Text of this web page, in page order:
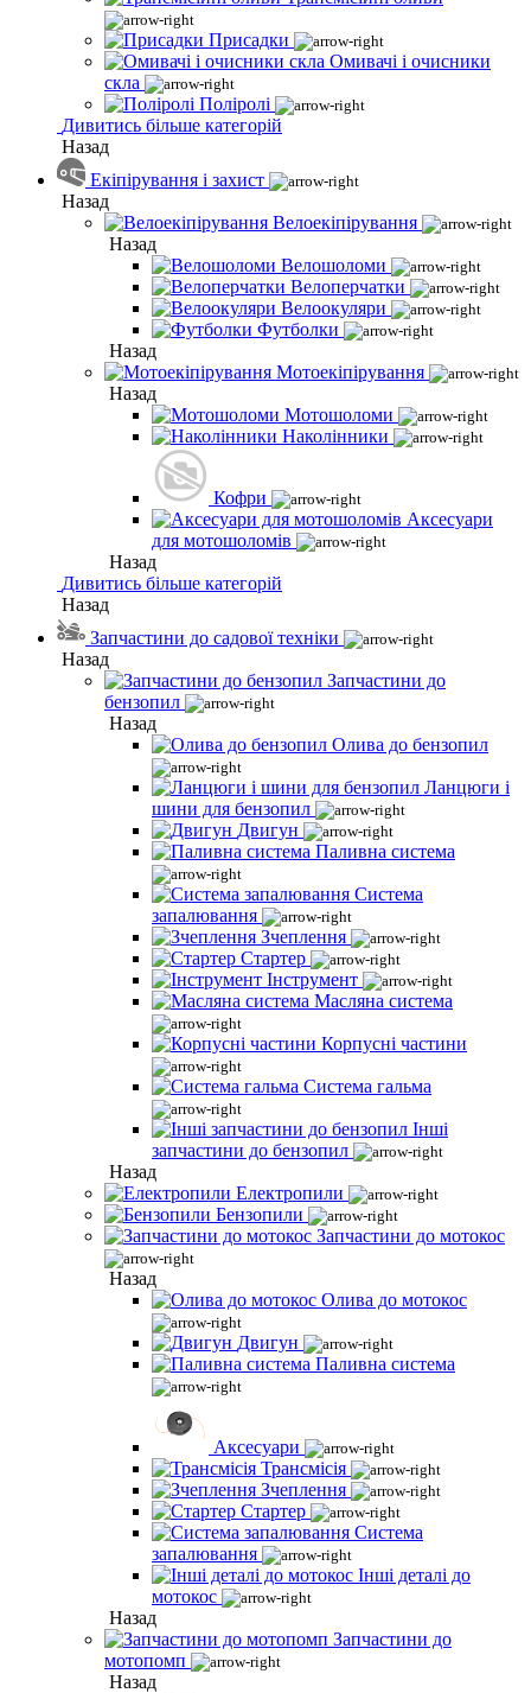
Присадки
Омивачі і очисники
скла
Поліролі
Дивитись більше категорій
Назад
Екіпірування і захист
Назад
Велоекіпірування
Назад
Велошоломи
Велоперчатки
Велоокуляри
Футболки
Назад
Мотоекіпірування
Назад
Мотошоломи
Наколінники
Кофри
Аксесуари
для мотошоломів
Назад
Дивитись більше категорій
Назад
Запчастини до садової техніки
Назад
Запчастини до
бензопил
Назад
Олива до бензопил
Ланцюги і
шини для бензопил
Двигун
Паливна система
Система
запалювання
Зчеплення
Стартер
Інструмент
Масляна система
Корпусні частини
Система гальма
Інші
запчастини до бензопил
Назад
Електропили
Бензопили
Запчастини до мотокос
Назад
Олива до мотокос
Двигун
Паливна система
Аксесуари
Трансмісія
Зчеплення
Стартер
Система
запалювання
Інші деталі до
мотокос
Назад
Запчастини до
мотопомп
Назад